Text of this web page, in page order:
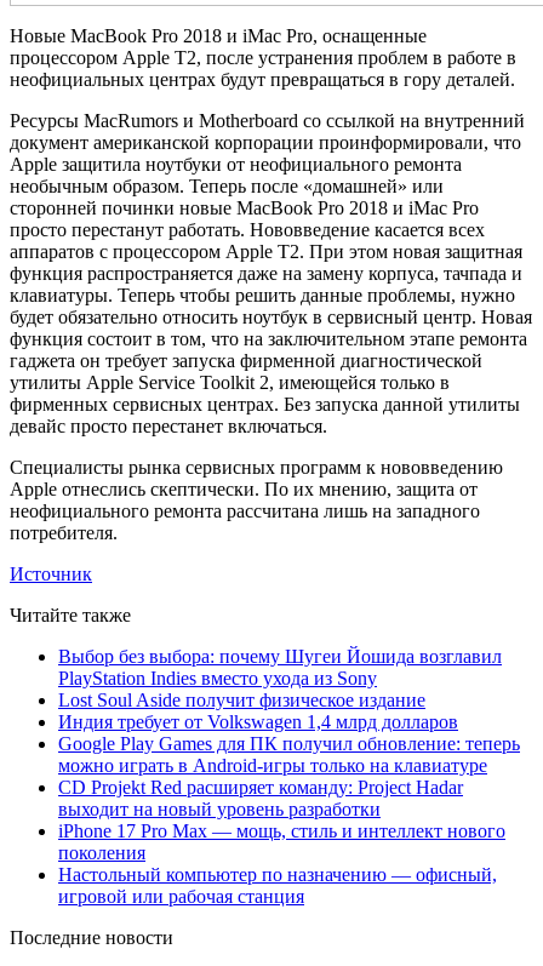
Новые MacBook Pro 2018 и iMac Pro, оснащенные
процессором Apple T2, после устранения проблем в работе в
неофициальных центрах будут превращаться в гору деталей.
Ресурсы MacRumors и Motherboard со ссылкой на внутренний
документ американской корпорации проинформировали, что
Apple защитила ноутбуки от неофициального ремонта
необычным образом. Теперь после «домашней» или
сторонней починки новые MacBook Pro 2018 и iMac Pro
просто перестанут работать. Нововведение касается всех
аппаратов с процессором Apple T2. При этом новая защитная
функция распространяется даже на замену корпуса, тачпада и
клавиатуры. Теперь чтобы решить данные проблемы, нужно
будет обязательно относить ноутбук в сервисный центр. Новая
функция состоит в том, что на заключительном этапе ремонта
гаджета он требует запуска фирменной диагностической
утилиты Apple Service Toolkit 2, имеющейся только в
фирменных сервисных центрах. Без запуска данной утилиты
девайс просто перестанет включаться.
Специалисты рынка сервисных программ к нововведению
Apple отнеслись скептически. По их мнению, защита от
неофициального ремонта рассчитана лишь на западного
потребителя.
Источник
Читайте также
Выбор без выбора: почему Шугеи Йошида возглавил
PlayStation Indies вместо ухода из Sony
Lost Soul Aside получит физическое издание
Индия требует от Volkswagen 1,4 млрд долларов
Google Play Games для ПК получил обновление: теперь
можно играть в Android-игры только на клавиатуре
CD Projekt Red расширяет команду: Project Hadar
выходит на новый уровень разработки
iPhone 17 Pro Max — мощь, стиль и интеллект нового
поколения
Настольный компьютер по назначению — офисный,
игровой или рабочая станция
Последние новости